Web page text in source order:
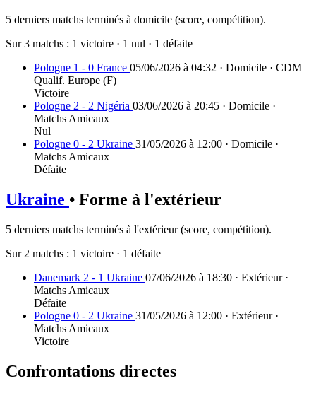
5 derniers matchs terminés à domicile (score, compétition).
Sur 3 matchs : 1 victoire · 1 nul · 1 défaite
Pologne 1 - 0 France 05/06/2026 à 04:32 · Domicile · CDM
Qualif. Europe (F)
Victoire
Pologne 2 - 2 Nigéria 03/06/2026 à 20:45 · Domicile ·
Matchs Amicaux
Nul
Pologne 0 - 2 Ukraine 31/05/2026 à 12:00 · Domicile ·
Matchs Amicaux
Défaite
Ukraine • Forme à l'extérieur
5 derniers matchs terminés à l'extérieur (score, compétition).
Sur 2 matchs : 1 victoire · 1 défaite
Danemark 2 - 1 Ukraine 07/06/2026 à 18:30 · Extérieur ·
Matchs Amicaux
Défaite
Pologne 0 - 2 Ukraine 31/05/2026 à 12:00 · Extérieur ·
Matchs Amicaux
Victoire
Confrontations directes